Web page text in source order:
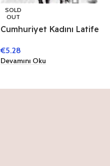
SOLD
OUT
Cumhuriyet Kadını Latife
€5.28
Devamını Oku